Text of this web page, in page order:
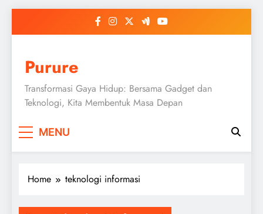
Purure
Transformasi Gaya Hidup: Bersama Gadget dan
Teknologi, Kita Membentuk Masa Depan
MENU
Home teknologi informasi